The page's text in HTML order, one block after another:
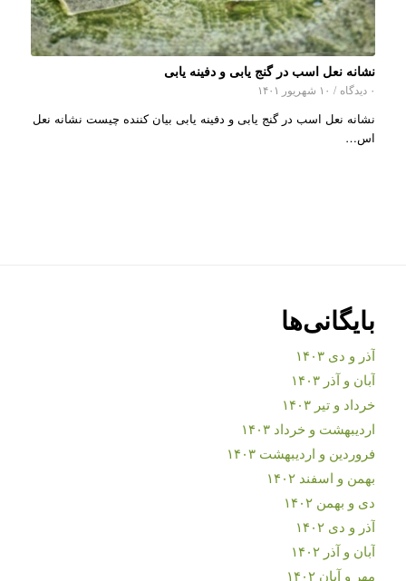
نشانه نعل اسب در گنج یابی و دفینه یابی
۰ دیدگاه / ۱۰ شهریور ۱۴۰۱
نشانه نعل اسب در گنج یابی و دفینه یابی بیان کننده چیست نشانه نعل
اس…
بایگانی‌ها
آذر و دی ۱۴۰۳
آبان و آذر ۱۴۰۳
خرداد و تیر ۱۴۰۳
اردیبهشت و خرداد ۱۴۰۳
فروردین و اردیبهشت ۱۴۰۳
بهمن و اسفند ۱۴۰۲
دی و بهمن ۱۴۰۲
آذر و دی ۱۴۰۲
آبان و آذر ۱۴۰۲
مهر و آبان ۱۴۰۲